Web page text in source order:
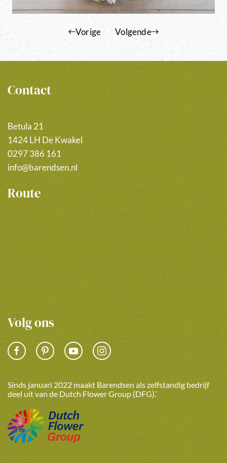
Vorige Volgende
Contact
Betula 21
1424 LH De Kwakel
0297 386 161
info@barendsen.nl
Route
Volg ons
Sinds januari 2022 maakt Barendsen als zelfstandig bedrijf
deel uit van de Dutch Flower Group (DFG).’